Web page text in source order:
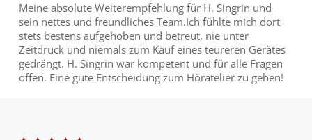
Meine absolute Weiterempfehlung für H. Singrin und
sein nettes und freundliches Team.Ich fühlte mich dort
stets bestens aufgehoben und betreut, nie unter
Zeitdruck und niemals zum Kauf eines teureren Gerätes
gedrängt. H. Singrin war kompetent und für alle Fragen
offen. Eine gute Entscheidung zum Höratelier zu gehen!